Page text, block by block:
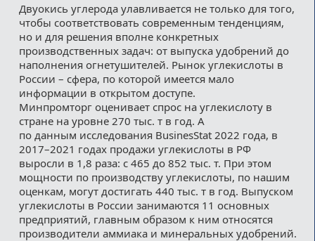
Двуокись углерода улавливается не только для того,
чтобы соответствовать современным тенденциям,
но и для решения вполне конкретных
производственных задач: от выпуска удобрений до
наполнения огнетушителей. Рынок углекислоты в
России – сфера, по которой имеется мало
информации в открытом доступе.
Минпромторг оценивает спрос на углекислоту в
стране на уровне 270 тыс. т в год. А
по данным исследования BusinesStat 2022 года, в
2017–2021 годах продажи углекислоты в РФ
выросли в 1,8 раза: с 465 до 852 тыс. т. При этом
мощности по производству углекислоты, по нашим
оценкам, могут достигать 440 тыс. т в год. Выпуском
углекислоты в России занимаются 11 основных
предприятий, главным образом к ним относятся
производители аммиака и минеральных удобрений.